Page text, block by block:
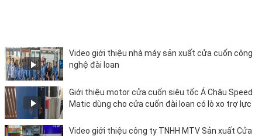
Video giới thiệu nhà máy sản xuất cửa cuốn công
nghệ đài loan
Giới thiệu motor cửa cuốn siêu tốc Á Châu Speed
Matic dùng cho cửa cuốn đài loan có lò xo trợ lực
Video giới thiệu công ty TNHH MTV Sản xuất Cửa